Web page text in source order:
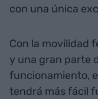
con una única
Con la movilidad
y una gran parte
funcionamiento,
tendrá más fácil